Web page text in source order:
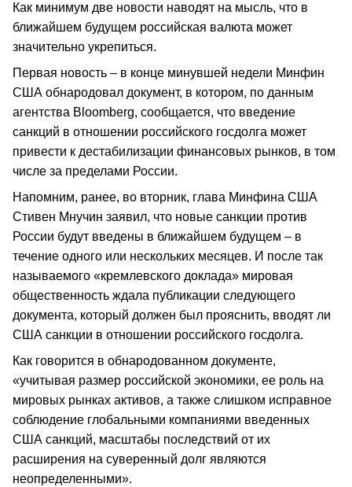
Как минимум две новости наводят на мысль, что в
ближайшем будущем российская валюта может
значительно укрепиться.
Первая новость – в конце минувшей недели Минфин
США обнародовал документ, в котором, по данным
агентства Bloomberg, сообщается, что введение
санкций в отношении российского госдолга может
привести к дестабилизации финансовых рынков, в том
числе за пределами России.
Напомним, ранее, во вторник, глава Минфина США
Стивен Мнучин заявил, что новые санкции против
России будут введены в ближайшем будущем – в
течение одного или нескольких месяцев. И после так
называемого «кремлевского доклада» мировая
общественность ждала публикации следующего
документа, который должен был прояснить, вводят ли
США санкции в отношении российского госдолга.
Как говорится в обнародованном документе,
«учитывая размер российской экономики, ее роль на
мировых рынках активов, а также слишком исправное
соблюдение глобальными компаниями введенных
США санкций, масштабы последствий от их
расширения на суверенный долг являются
неопределенными».